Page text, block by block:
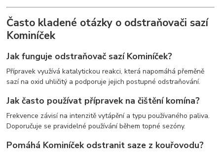
Často kladené otázky o odstraňovači sazí
Kominíček
Jak funguje odstraňovač sazí Kominíček?
Přípravek využívá katalytickou reakci, která napomáhá přeměně
sazí na oxid uhličitý a podporuje jejich postupné odstraňování.
Jak často používat přípravek na čištění komína?
Frekvence závisí na intenzitě vytápění a typu používaného paliva.
Doporučuje se pravidelné používání během topné sezóny.
Pomáhá Kominíček odstranit saze z kouřovodu?